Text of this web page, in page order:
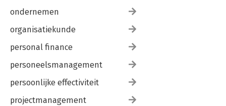
ondernemen
organisatiekunde
personal finance
personeelsmanagement
persoonlijke effectiviteit
projectmanagement